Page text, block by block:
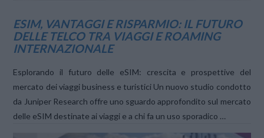
ESIM, VANTAGGI E RISPARMIO: IL FUTURO
DELLE TELCO TRA VIAGGI E ROAMING
INTERNAZIONALE
Esplorando il futuro delle eSIM: crescita e prospettive del
mercato dei viaggi business e turistici Un nuovo studio condotto
da Juniper Research offre uno sguardo approfondito sul mercato
delle eSIM destinate ai viaggi e a chi fa un uso sporadico …